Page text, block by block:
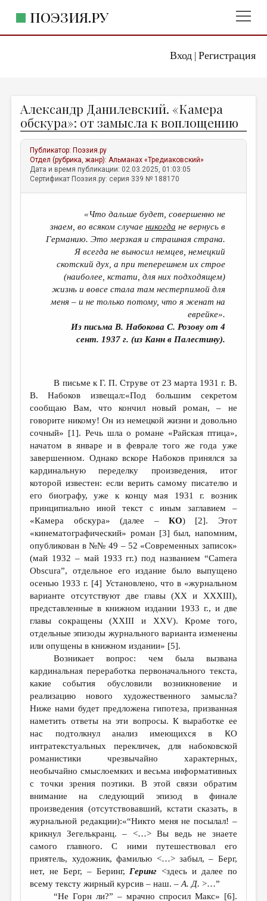
Вход| Регистрация
ПОЭЗИЯ.РУ
ЖАНРЫ
АВТОРЫ
КОММЕНТАРИИ
ЛИТСАЛОН
ПРАВИЛА САЙТА
ОТДЕЛЫ И РУБРИКИ
ИЗБРАННОЕ
ПРОИЗВЕДЕНИЯ
КНИЖНАЯ ПОЛКА
ОБЗОР ЛИТЕРАТУРЫ
СТРАНИЦЫ ПАМЯТИ
ОБЪЯВЛЕНИЯ
КОЛОНКА РЕДАКТОРА
РЕДКОЛЛЕГИЯ
ОТ РЕДАКЦИИ
МАЛАЯ ПРОЗА
ЭССЕИСТИКА
ЛИТЕРАТУРОВЕДЕНИЕ
КУЛЬТУРОВЕДЕНИЕ
ПУБЛИЦИСТИКА
РЕЦЕНЗИРОВАНИЕ
ЦИКЛЫ ПУБЛИКАЦИЙ
ТРЕДИАКОВСКИЙ
МЕДИА
ВКОНТАКТЕ
Александр Данилевский. «Камера
обскура»: от замысла к воплощению
Публикатор: Поэзия.ру
Отдел (рубрика, жанр):Альманах «Тредиаковский»
Дата и время публикации: 02.03.2025, 01:03:05
Сертификат Поэзия.ру: серия 339 № 188170
«Что дальше будет, совершенно не
знаем, во всяком случае никогда не вернусь в
Германию. Это мерзкая и страшная страна.
Я всегда не выносил немцев, немецкий
скотский дух, а при теперешнем их строе
(наиболее, кстати, для них подходящем)
жизнь и вовсе стала там нестерпимой для
меня – и не только потому, что я женат на
еврейке».
Из письма В. Набокова С. Розову от 4
сент. 1937 г. (из Канн в Палестину).
В письме к Г. П. Струве от 23 марта 1931 г. В.
В. Набоков извещал:«Под большим секретом
сообщаю Вам, что кончил новый роман, – не
говорите никому! Он из немецкой жизни и довольно
сочный» [1]. Речь шла о романе «Райская птица»,
начатом в январе и в феврале того же года уже
завершенном. Однако вскоре Набоков принялся за
кардинальную переделку произведения, итог
которой известен: если верить самому писателю и
его биографу, уже к концу мая 1931 г. возник
принципиально иной текст с иным заглавием –
«Камера обскура» (далее – КО) [2]. Этот
«кинематографический» роман [3] был, напомним,
опубликован в №№ 49 – 52 «Современных записок»
(май 1932 – май 1933 гг.) под названием “Camera
Obscura”, отдельное его издание было выпущено
осенью 1933 г. [4] Установлено, что в «журнальном
варианте отсутствуют две главы (ХХ и ХХХIII),
представленные в книжном издании 1933 г., и две
главы сокращены (XXIII и ХХV). Кроме того,
отдельные эпизоды журнального варианта изменены
или опущены в книжном издании» [5].
Возникает вопрос: чем была вызвана
кардинальная переработка первоначального текста,
какие события обусловили возникновение и
реализацию нового художественного замысла?
Ниже нами будет предложена гипотеза, призванная
наметить ответы на эти вопросы. К выработке ее
нас подтолкнул анализ имеющихся в КО
интратекстуальных перекличек, для набоковской
романистики чрезвычайно характерных,
необычайно смыслоемких и весьма информативных
с точки зрения поэтики. В этой связи обратим
внимание на следующий эпизод в финале
произведения (отсутствовавший, кстати сказать, в
журнальной редакции):«“Никто меня не посылал! –
крикнул Зегелькранц. – <…> Вы ведь не знаете
самого главного. С ними путешествовал его
приятель, художник, фамилью <…> забыл, – Берг,
нет, не Берг, – Беринг, Геринг <здесь и далее по
всему тексту жирный курсив – наш. –А. Д.>…”
“Не Горн ли?” – мрачно спросил Макс» [6].